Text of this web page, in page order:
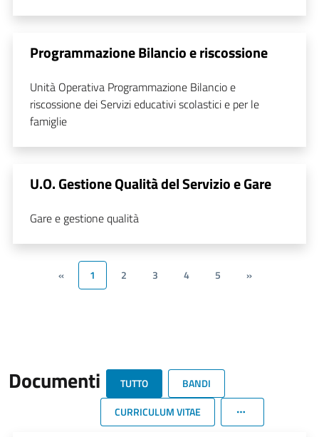
Programmazione Bilancio e riscossione
Unità Operativa Programmazione Bilancio e
riscossione dei Servizi educativi scolastici e per le
famiglie
U.O. Gestione Qualità del Servizio e Gare
Gare e gestione qualità
« 1 2 3 4 5 »
Documenti TUTTO
BANDI
CURRICULUM VITAE